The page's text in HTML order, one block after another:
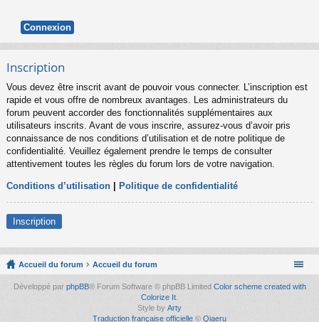
Inscription
Vous devez être inscrit avant de pouvoir vous connecter. L’inscription est
rapide et vous offre de nombreux avantages. Les administrateurs du
forum peuvent accorder des fonctionnalités supplémentaires aux
utilisateurs inscrits. Avant de vous inscrire, assurez-vous d’avoir pris
connaissance de nos conditions d’utilisation et de notre politique de
confidentialité. Veuillez également prendre le temps de consulter
attentivement toutes les règles du forum lors de votre navigation.
Conditions d’utilisation Politique de confidentialité
Inscription
Accueil du forum Accueil du forum
Développé par phpBB® Forum Software © phpBB Limited Color scheme created with
Colorize It.
Style by Arty
Traduction française officielle © Qiaeru